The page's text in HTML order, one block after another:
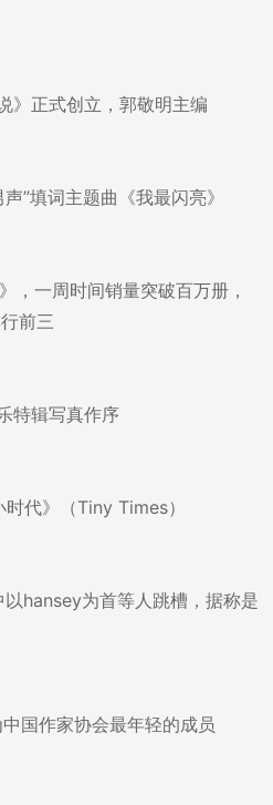
》正式创立，郭敬明主编
”填词主题曲《我最闪亮》
，一周时间销量突破百万册，
前三
特辑写真作序
代》（Tiny Times）
以hansey为首等人跳槽，据称是
国作家协会最年轻的成员